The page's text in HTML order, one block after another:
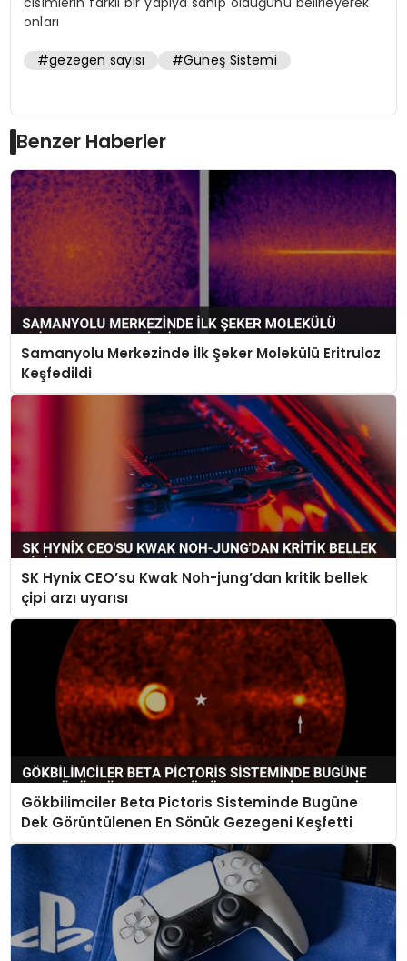
onları
#gezegen sayısı #Güneş Sistemi
Benzer Haberler
Samanyolu Merkezinde İlk Şeker Molekülü Eritruloz
Keşfedildi
SK Hynix CEO’su Kwak Noh-jung’dan kritik bellek
çipi arzı uyarısı
Gökbilimciler Beta Pictoris Sisteminde Bugüne
Dek Görüntülenen En Sönük Gezegeni Keşfetti